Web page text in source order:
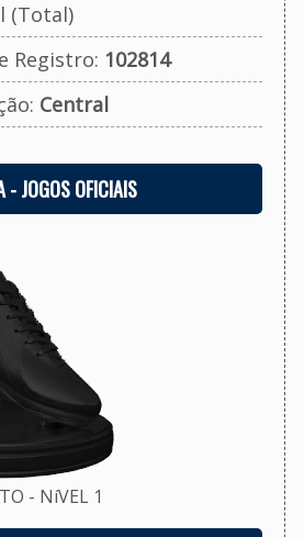
(Total)
Registro: 102814
Central
- JOGOS OFICIAIS
- NíVEL 1